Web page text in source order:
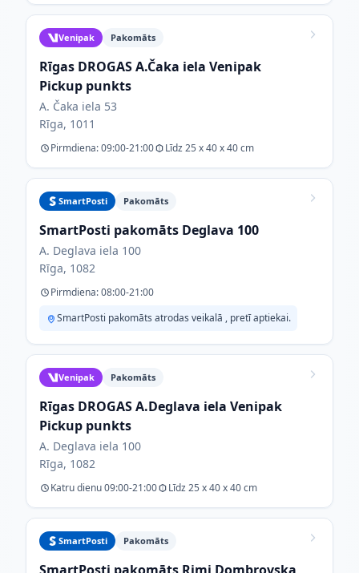
Venipak Pakomāts
Rīgas DROGAS A.Čaka iela Venipak
Pickup punkts
A. Čaka iela 53
Rīga, 1011
Pirmdiena: 09:00-21:00 Līdz 25 x 40 x 40 cm
SmartPosti Pakomāts
SmartPosti pakomāts Deglava 100
A. Deglava iela 100
Rīga, 1082
Pirmdiena: 08:00-21:00
SmartPosti pakomāts atrodas veikalā , pretī aptiekai.
Venipak Pakomāts
Rīgas DROGAS A.Deglava iela Venipak
Pickup punkts
A. Deglava iela 100
Rīga, 1082
Katru dienu 09:00-21:00 Līdz 25 x 40 x 40 cm
SmartPosti Pakomāts